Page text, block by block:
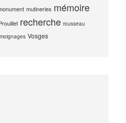
mutineries mémoire
recherche rousseau
Vosges